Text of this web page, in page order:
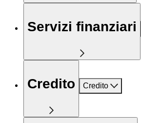
Servizi finanziari
Credito Credito